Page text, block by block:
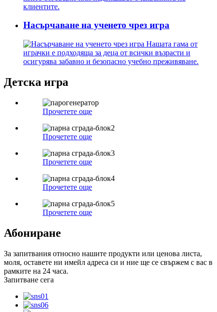
клиентите.
Насърчаване на ученето чрез игра
Нашата гама от
играчки е подходяща за деца от всички възрасти и
осигурява забавно и безопасно учебно преживяване.
Детска игра
Прочетете още
Прочетете още
Прочетете още
Прочетете още
Прочетете още
Абониране
За запитвания относно нашите продукти или ценова листа,
моля, оставете ни имейл адреса си и ние ще се свържем с вас в
рамките на 24 часа.
Запитване сега